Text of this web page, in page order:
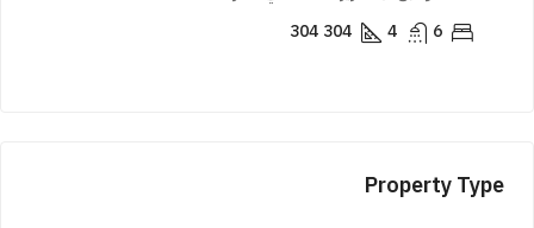
APARTMENT
Property Type